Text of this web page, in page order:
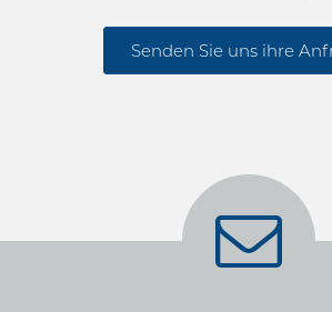
Senden Sie uns ihre